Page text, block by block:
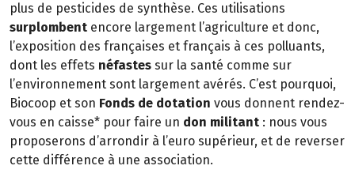
plus de pesticides de synthèse. Ces utilisations
surplombent encore largement l’agriculture et donc,
l’exposition des françaises et français à ces polluants,
dont les effets néfastes sur la santé comme sur
l’environnement sont largement avérés. C’est pourquoi,
Biocoop et son Fonds de dotation vous donnent rendez-
vous en caisse* pour faire un don militant : nous vous
proposerons d’arrondir à l’euro supérieur, et de reverser
cette différence à une association.